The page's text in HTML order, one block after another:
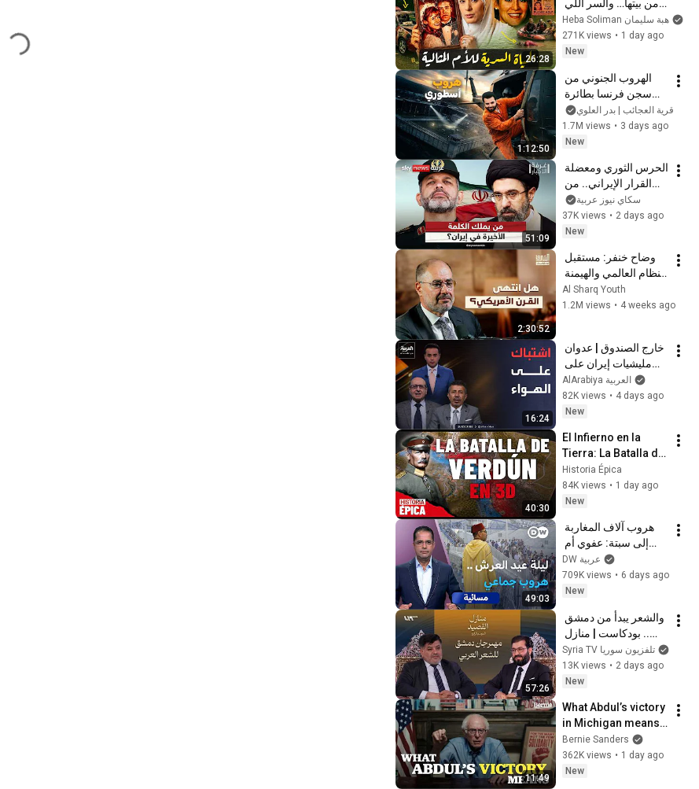
26:28
كانت مخبياه كشف
القـاتل
Heba Soliman هبة سليمان
271K views • 1 day ago
New
1:12:50
هليكوبتر
قرية العجائب | بدر العلوي
1.7M views • 3 days ago
New
51:09
#غرفة_الأخبار
سكاي نيوز عربية
37K views • 2 days ago
New
2:30:52
الأمريكية بعد حرب
إيران | بودكاست
Al Sharq Youth
1.2M views • 4 weeks ago
16:24
دول الجوار مثبت
بالأدلة.. سجال حاد على
الهواء
AlArabiya العربية
82K views • 4 days ago
New
40:30
El Infierno en la
Tierra: La Batalla de
Verdún en 3D
(Documental)
Historia Épica
84K views • 1 day ago
New
49:03
مدبر؟ | مسائية
DW عربية
709K views • 6 days ago
New
57:26
القصيد
Syria TV تلفزيون سوريا
13K views • 2 days ago
New
11:49
What Abdul’s victory
in Michigan means
for the future
Bernie Sanders
362K views • 1 day ago
New